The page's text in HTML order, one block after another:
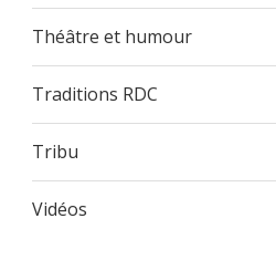
Théâtre et humour
Traditions RDC
Tribu
Vidéos